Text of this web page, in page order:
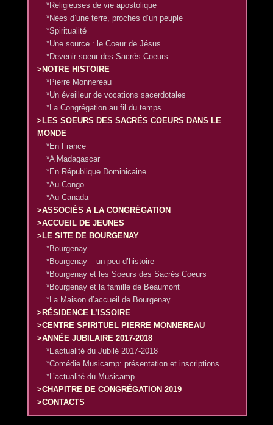
*Religieuses de vie apostolique
*Nées d’une terre, proches d’un peuple
*Spiritualité
*Une source : le Coeur de Jésus
*Devenir soeur des Sacrés Coeurs
>NOTRE HISTOIRE
*Pierre Monnereau
*Un éveilleur de vocations sacerdotales
*La Congrégation au fil du temps
>LES SOEURS DES SACRÉS COEURS DANS LE
MONDE
*En France
*A Madagascar
*En République Dominicaine
*Au Congo
*Au Canada
>ASSOCIÉS A LA CONGRÉGATION
>ACCUEIL DE JEUNES
>LE SITE DE BOURGENAY
*Bourgenay
*Bourgenay – un peu d’histoire
*Bourgenay et les Soeurs des Sacrés Coeurs
*Bourgenay et la famille de Beaumont
*La Maison d’accueil de Bourgenay
>RÉSIDENCE L’ISSOIRE
>CENTRE SPIRITUEL PIERRE MONNEREAU
>ANNÉE JUBILAIRE 2017-2018
*L’actualité du Jubilé 2017-2018
*Comédie Musicamp: présentation et inscriptions
*L’actualité du Musicamp
>CHAPITRE DE CONGRÉGATION 2019
>CONTACTS